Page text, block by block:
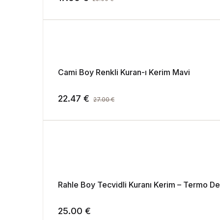
Cami Boy Renkli Kuran-ı Kerim Mavi
22.47 € 27.00€
Rahle Boy Tecvidli Kuranı Kerim – Termo
25.00 €